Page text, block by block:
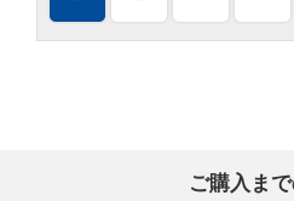
ご購入ま